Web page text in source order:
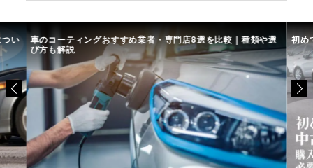
い 車のコーティングおすすめ業者・専門店8選を比較｜種類や選
び方も解説
初め